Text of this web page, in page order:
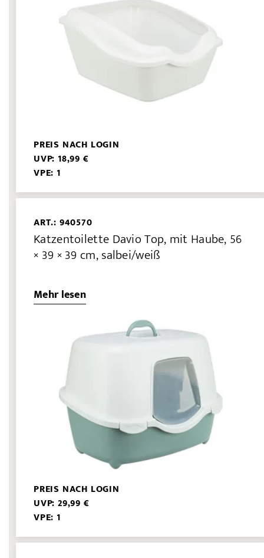
PREIS NACH LOGIN
UVP: 18,99 €
VPE: 1
ART.: 940570
Katzentoilette Davio Top, mit Haube, 56
× 39 × 39 cm, salbei/weiß
Mehr lesen
PREIS NACH LOGIN
UVP: 29,99 €
VPE: 1